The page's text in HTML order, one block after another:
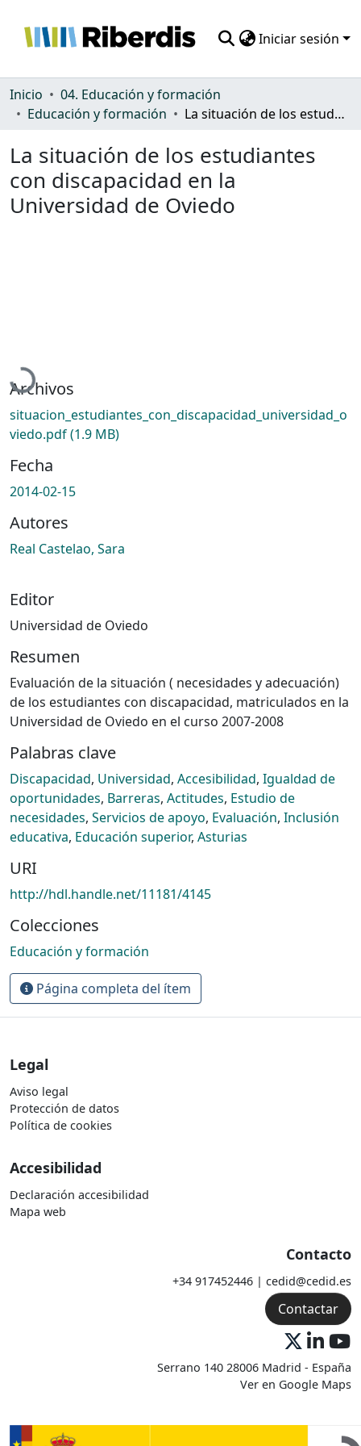
Iniciar sesión
Comunidades
Estadísticas
Inicio
04. Educación y formación
Educación y formación
La situación de los estudiantes con discapacidad en la Universidad de Oviedo
La situación de los estudiantes
con discapacidad en la
Universidad de Oviedo
Cargando...
Archivos
situacion_estudiantes_con_discapacidad_universidad_o
viedo.pdf(1.9 MB)
Fecha
2014-02-15
Autores
Real Castelao, Sara
Editor
Universidad de Oviedo
Resumen
Evaluación de la situación ( necesidades y adecuación)
de los estudiantes con discapacidad, matriculados en la
Universidad de Oviedo en el curso 2007-2008
Palabras clave
Discapacidad, Universidad, Accesibilidad, Igualdad de
oportunidades, Barreras, Actitudes, Estudio de
necesidades, Servicios de apoyo, Evaluación, Inclusión
educativa, Educación superior, Asturias
URI
http://hdl.handle.net/11181/4145
Colecciones
Educación y formación
Página completa del ítem
Legal
Aviso legal
Protección de datos
Política de cookies
Accesibilidad
Declaración accesibilidad
Mapa web
Contacto
+34 917452446 | cedid@cedid.es
Contactar
Serrano 140 28006 Madrid - España
Ver en Google Maps